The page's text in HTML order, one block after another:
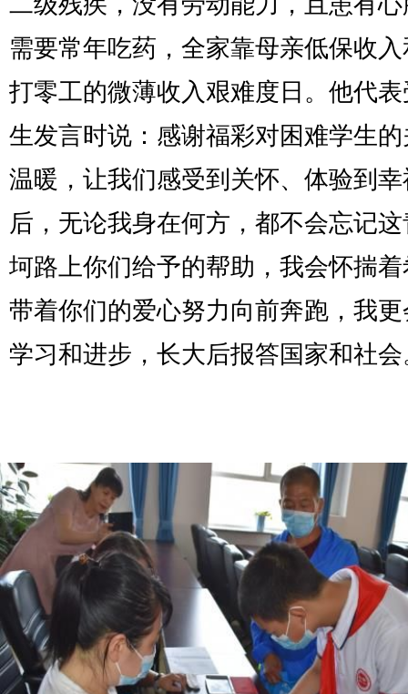
需要常年吃药，全家靠母亲低保收
打零工的微薄收入艰难度日。他代
生发言时说：感谢福彩对困难学生
温暖，让我们感受到关怀、体验到
后，无论我身在何方，都不会忘记
坷路上你们给予的帮助，我会怀揣
带着你们的爱心努力向前奔跑，我
学习和进步，长大后报答国家和社会